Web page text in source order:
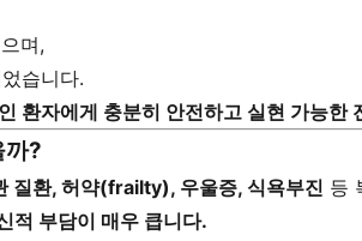
며,
습니다.
환자에게 충분히 안전하고 실현 가능한
까?
질환, 허약(frailty), 우울증, 식욕부진 등
적 부담이 매우 큽니다.